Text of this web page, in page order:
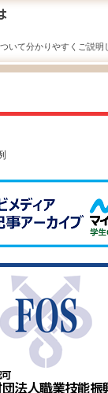
いて分かりやすくご説明